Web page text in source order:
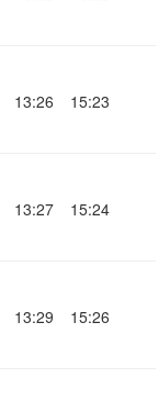
13:26
15:23
13:27
15:24
13:29
15:26